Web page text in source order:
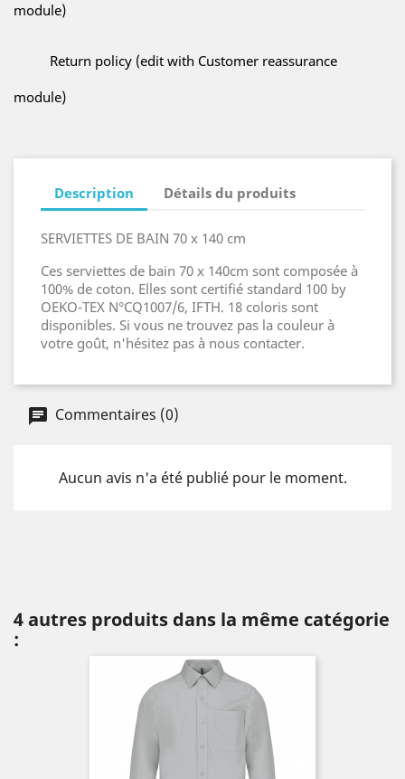
module)
Return policy (edit with Customer reassurance
module)
Description Détails du produits
SERVIETTES DE BAIN 70 x 140 cm
Ces serviettes de bain 70 x 140cm sont composée à
100% de coton. Elles sont certifié standard 100 by
OEKO-TEX N°CQ1007/6, IFTH. 18 coloris sont
disponibles. Si vous ne trouvez pas la couleur à
votre goût, n'hésitez pas à nous contacter.
Commentaires (0)
Aucun avis n'a été publié pour le moment.
4 autres produits dans la même catégorie
: